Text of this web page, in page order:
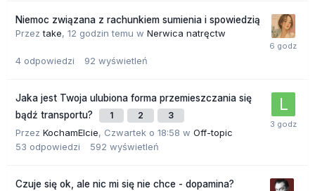
Niemoc związana z rachunkiem sumienia i spowiedzią
Przeztake, 12 godzin temu w Nerwica natręctw
4 odpowiedzi 92 wyświetleń
Jaka jest Twoja ulubiona forma przemieszczania się
bądź transportu?
1 2 3
Przez KochamElcie, Czwartek o 18:58 w Off-topic
53 odpowiedzi 592 wyświetleń
Czuje się ok, ale nic mi się nie chce - dopamina?